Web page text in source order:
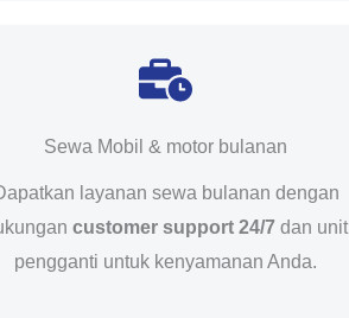
Sewa Mobil & motor bulanan
layanan sewa bulanan dengan
customer support 24/7 dan unit
pengganti untuk kenyamanan Anda.